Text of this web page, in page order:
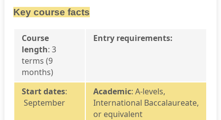
Key course facts
Course
length: 3
terms (9
months)
Entry requirements:
Start dates:
September
Academic: A-levels,
International Baccalaureate,
or equivalent